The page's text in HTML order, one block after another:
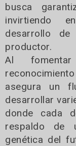
busca
invirtiendo
desarrollo de
productor.
Al
asegura un
desarrollar
donde cada
respaldo de
genética del